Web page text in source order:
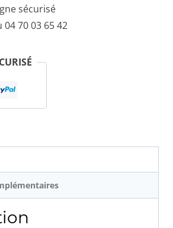
sécurisé
04 70 03 65 42